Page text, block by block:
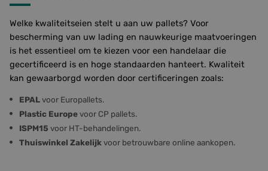
Welke kwaliteitseien stelt u aan uw pallets? Voor
bescherming van uw lading en nauwkeurige maatvoeringen
is het essentieel om te kiezen voor een handelaar die
gecertificeerd is en hoge standaarden hanteert. Kwaliteit
kan gewaarborgd worden door certificeringen zoals:
EPALvoor Europallets.
Plastic Europevoor CP pallets.
ISPM15 voor HT-behandelingen.
Thuiswinkel Zakelijkvoor betrouwbare online aankopen.